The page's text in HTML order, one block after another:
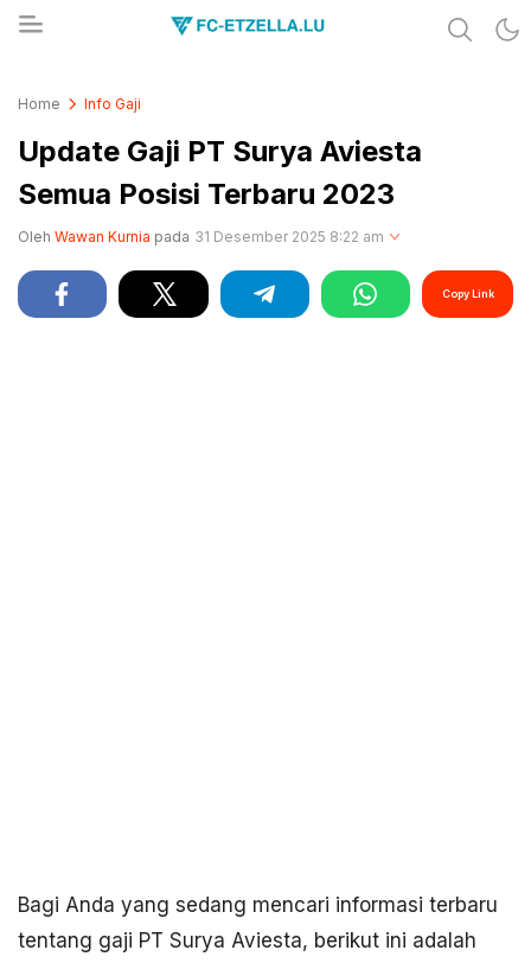
Home Info Gaji
Update Gaji PT Surya Aviesta
Semua Posisi Terbaru 2023
Oleh Wawan Kurnia pada 31 Desember 2025 8:22 am
Copy Link
Bagi Anda yang sedang mencari informasi terbaru
tentang gaji PT Surya Aviesta, berikut ini adalah